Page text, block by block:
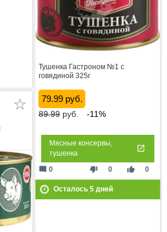
Тушенка Гастроном №1 с
говядиной 325г
79.99 руб.
89.99руб. -11%
Мясные консервы,
тушенка
thumb_down 0 thumb_up 0
mode_comment 0
Осталось 5дней